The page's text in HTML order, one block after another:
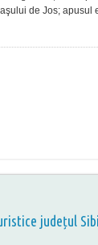
de Jos; apusul
județul